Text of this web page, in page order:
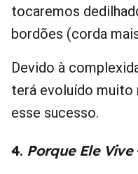
tocaremos
bordões (corda
Devido à
terá evoluído muito
esse sucesso.
4. Porque Ele Vive